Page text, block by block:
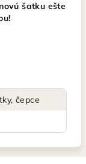
šatku ešte
čepce